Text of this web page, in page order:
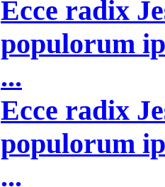
Ecce radix
populorum
...
Ecce radix
populorum
...